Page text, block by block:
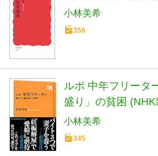
小林美希
356
ルポ 中年フリータ
盛り」の貧困
小林美希
345